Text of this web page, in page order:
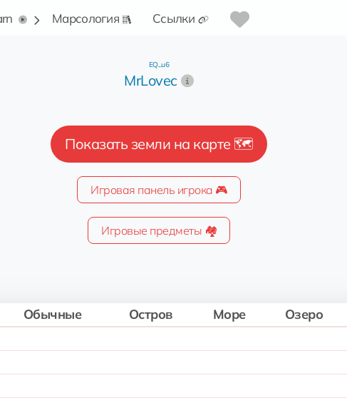
Марсология Ссылки
MrLovec
EQ...u6
Показать земли на карте 🗺️
Игровая панель игрока 🎮
Игровые предметы 🏘️
Обычные Остров Море Озеро